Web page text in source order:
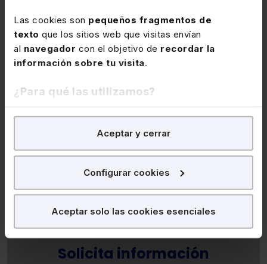
Las cookies son pequeños fragmentos de
texto que los sitios web que visitas envían
al navegador con el objetivo de recordar la
información sobre tu visita.
¿Para qué las utilizamos?
En Lefebvre utilizamos las cookies confines
para tratar demejorar tu experiencia
nuestra página web. También con fines publicitarios,
¿Qué puedes hacer?
Puedesaceptarlas cookies para que tu
experiencia en la web sea óptima
Aceptar y cerrar
Configurar cookies
Aceptar solo las cookies esenciales
Profesores
Lefebvre
Lefebvre
Solicita información